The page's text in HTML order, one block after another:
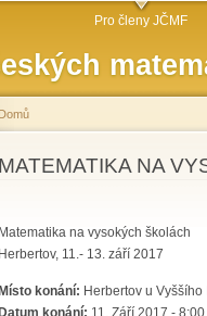
Pro členy JČMF
Jste zde
Domů
MATEMATIKA NA
Matematika na vysokých školách
Herbertov, 11.- 13. září 2017
Místo konání: Herbertov u Vyššího